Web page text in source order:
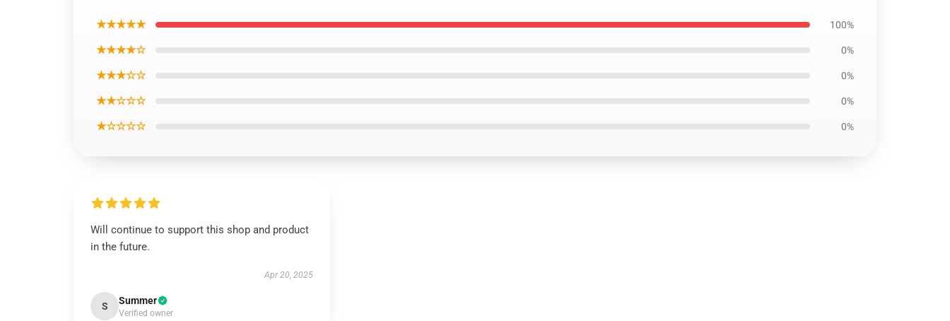
★★★★★ 100%
★★★★☆ 0%
★★★☆☆ 0%
★★☆☆☆ 0%
★☆☆☆☆ 0%
Will continue to support this shop and product
in the future.
Apr 20, 2025
S Summer
Verified owner